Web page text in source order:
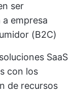
ser
empresa
(B2C)
SaaS
con los
de recursos